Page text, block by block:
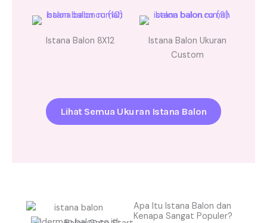
Istana Balon 8X12
Istana Balon Ukuran
Custom
Lihat Semua Ukuran Istana Balon
Apa Itu Istana Balon dan
Kenapa Sangat Populer?